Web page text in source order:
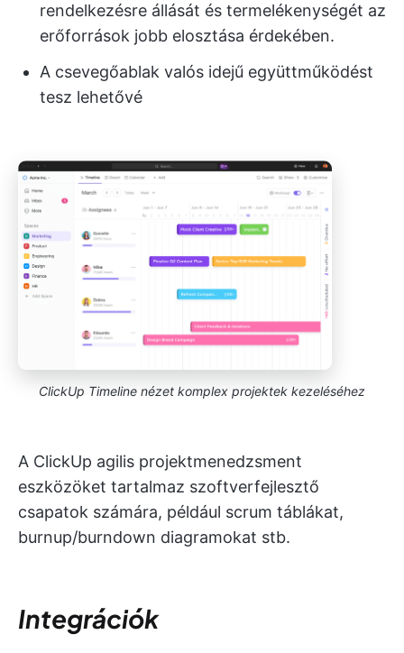
rendelkezésre állását és termelékenységét az
erőforrások jobb elosztása érdekében.
A csevegőablak valós idejű együttműködést
tesz lehetővé
ClickUp Timeline nézet komplex projektek kezeléséhez
A ClickUp agilis projektmenedzsment
eszközöket tartalmaz szoftverfejlesztő
csapatok számára, például scrum táblákat,
burnup/burndown diagramokat stb.
Integrációk